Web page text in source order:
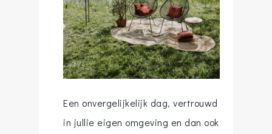
Een onvergelijkelijk dag, vertrouwd
in jullie eigen omgeving en dan ook